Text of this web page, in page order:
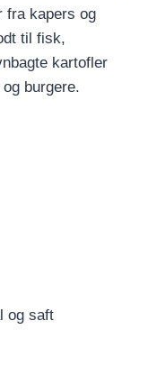
fra kapers og
til fisk,
kartofler
burgere.
og saft